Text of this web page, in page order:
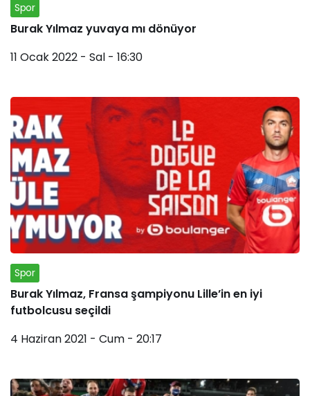
Spor
Burak Yılmaz yuvaya mı dönüyor
11 Ocak 2022 - Sal - 16:30
Spor
Burak Yılmaz, Fransa şampiyonu Lille’in en iyi
futbolcusu seçildi
4 Haziran 2021 - Cum - 20:17